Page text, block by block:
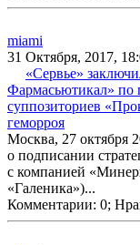
miami
31 Октября, 2017,
«Сервье»
Фармасьютикал»
суппозиториев
геморроя
Москва, 27 октября
о подписании
с компанией
«Галеника»)...
Комментарии: 0;